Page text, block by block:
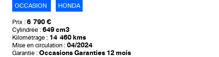
OCCASION HONDA
Prix : 6 790 €
Cylindrée : 649 cm3
Kilométrage : 14 460 kms
Mise en circulation : 04/2024
Garantie : Occasions Garanties 12 mois